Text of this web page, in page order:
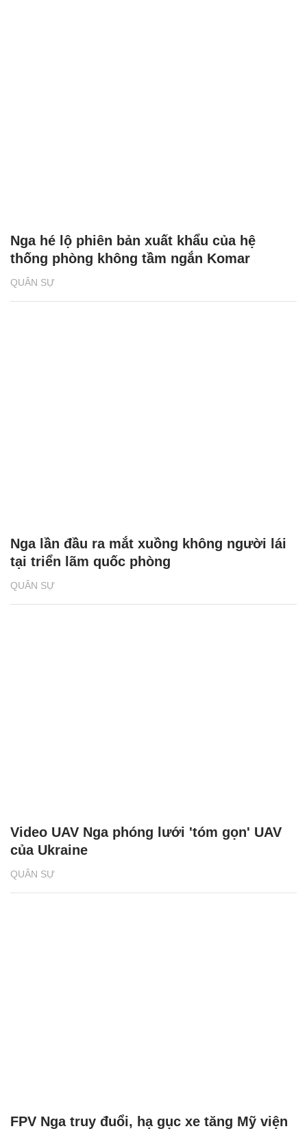
QUÂN SỰ
Nga hé lộ phiên bản xuất khẩu của hệ
thống phòng không tầm ngắn Komar
QUÂN SỰ
Nga lần đầu ra mắt xuồng không người lái
tại triển lãm quốc phòng
QUÂN SỰ
Video UAV Nga phóng lưới 'tóm gọn' UAV
của Ukraine
FPV Nga truy đuổi, hạ gục xe tăng Mỹ viện